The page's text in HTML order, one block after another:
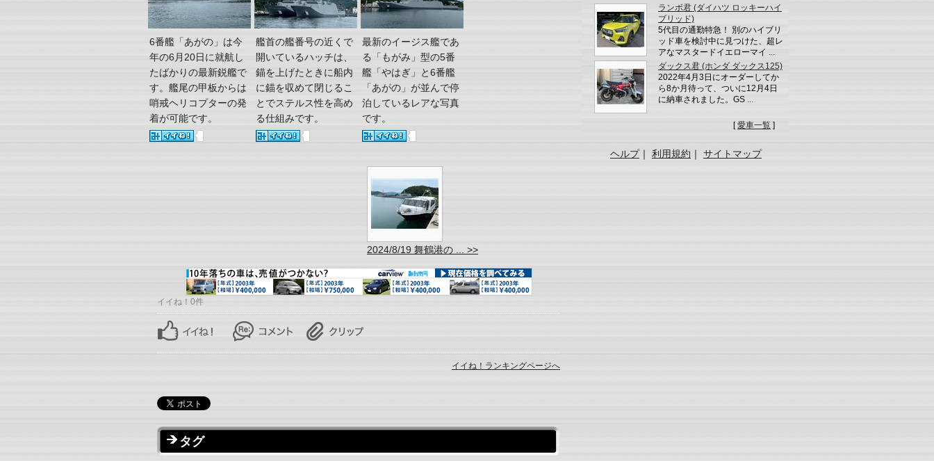
6番艦「あがの」は今
年の6月20日に就航し
たばかりの最新鋭艦で
す。艦尾の甲板からは
哨戒ヘリコプターの発
着が可能です。
艦首の艦番号の近くで
開いているハッチは、
錨を上げたときに船内
に錨を収めて閉じるこ
とでステルス性を高め
る仕組みです。
最新のイージス艦であ
る「もがみ」型の5番
艦「やはぎ」と6番艦
「あがの」が並んで停
泊しているレアな写真
です。
2024/8/19 舞鶴港の ... >>
イイね！0件
イイね！ランキングページへ
タグ
ランボ君 (ダイハツ ロッキーハイ
ブリッド)
5代目の通勤特急！ 別のハイブリ
ッド車を検討中に見つけた、超レ
アなマスタードイエローマイ ...
ダックス君 (ホンダ ダックス125)
2022年4月3日にオーダーしてか
ら8か月待って、ついに12月4日
に納車されました。GS ...
[愛車一覧 ]
ヘルプ｜ 利用規約 ｜ サイトマップ